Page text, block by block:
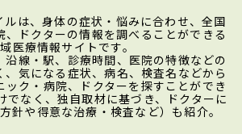
ルは、身体の症状・悩みに合わせ、全国
、ドクターの情報を調べることができる
医療情報サイトです。
沿線・駅、診療時間、医院の特徴などの
気になる症状、病名、検査名などから
ック・病院、ドクターを探すことができ
でなく、独自取材に基づき、ドクターに
針や得意な治療・検査など）も紹介。